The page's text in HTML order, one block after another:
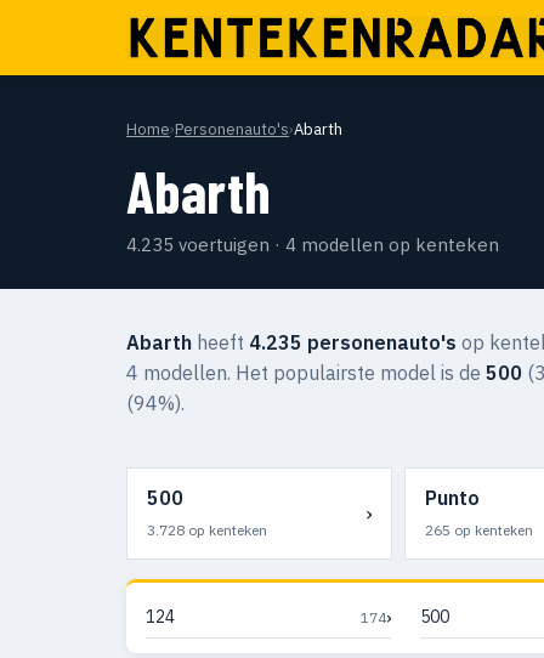
Home›Personenauto's›Abarth
Abarth
4.235 voertuigen · 4 modellen op kenteken
Abarth heeft 4.235 personenauto's op
4 modellen. Het populairste model is de 500
(94%).
500
3.728 op kenteken
›
Punto
265 op kenteken
124 174› 500